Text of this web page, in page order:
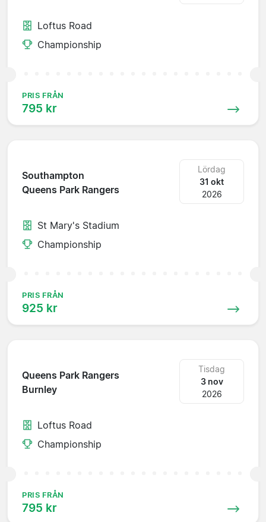
Loftus Road
Championship
PRIS FRÅN
795 kr
Southampton
Queens Park Rangers
Lördag
31 okt
2026
St Mary's Stadium
Championship
PRIS FRÅN
925 kr
Queens Park Rangers
Burnley
Tisdag
3 nov
2026
Loftus Road
Championship
PRIS FRÅN
795 kr